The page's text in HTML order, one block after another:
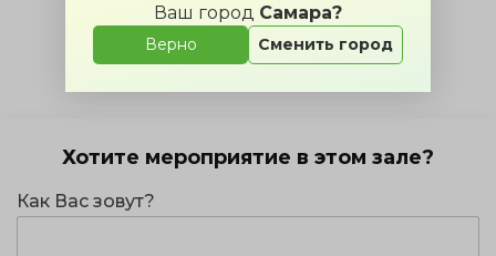
Ваш город Самара?
Верно Сменить город
Хотите мероприятие в этом зале?
Как Вас зовут?